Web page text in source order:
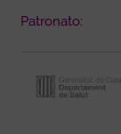
Patronato: